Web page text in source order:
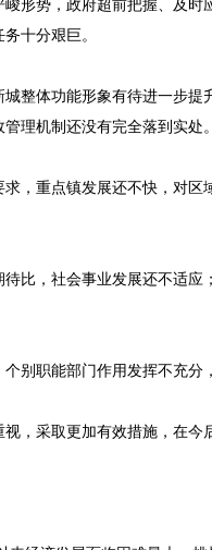
形势，政府超前把握、及
十分艰巨。
整体功能形象有待进一步
理机制还没有完全落到实处。
，重点镇发展还不快，对
比，社会事业发展还不适
别职能部门作用发挥不充分
，采取更加有效措施，在今